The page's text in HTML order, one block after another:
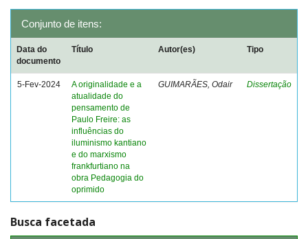
Conjunto de itens:
Data do
documento
Título Autor(es) Tipo
5-Fev-2024
A originalidade e a
atualidade do
pensamento de
Paulo Freire: as
influências do
iluminismo kantiano
e do marxismo
frankfurtiano na
obra Pedagogia do
oprimido
GUIMARÃES, Odair Dissertação
Busca facetada